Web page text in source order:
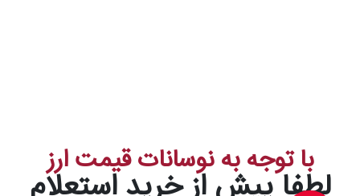
با توجه به نوسانات قیمت ارز